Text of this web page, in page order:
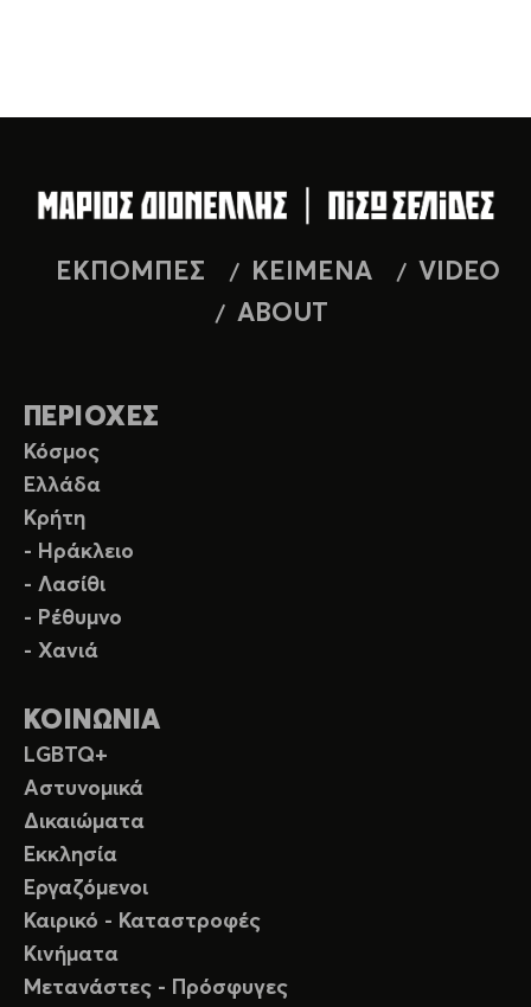
ΕΚΠΟΜΠΕΣ ΚΕΙΜΕΝΑ
VIDEO
ABOUT
ΠΕΡΙΟΧΕΣ
Κόσμος
Ελλάδα
Κρήτη
- Ηράκλειο
- Λασίθι
- Ρέθυμνο
- Χανιά
ΚΟΙΝΩΝΙΑ
LGBTQ+
Αστυνομικά
Δικαιώματα
Εκκλησία
Εργαζόμενοι
Καιρικό - Καταστροφές
Κινήματα
Μετανάστες - Πρόσφυγες